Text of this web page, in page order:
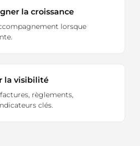
la croissance
lorsque
la visibilité
règlements,
clés.